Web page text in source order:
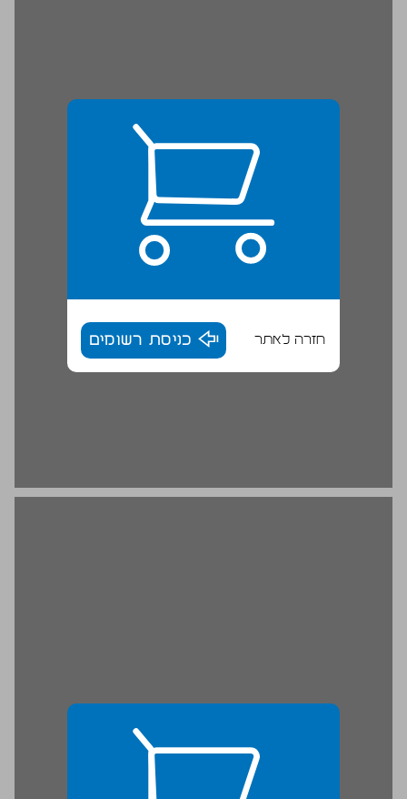
חזרה לאתר כניסת רשומים